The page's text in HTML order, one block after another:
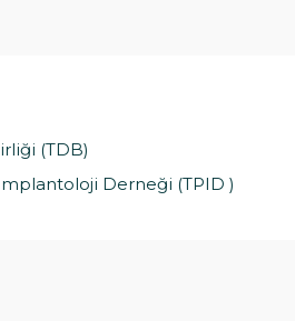
(TDB)
Derneği (TPID )